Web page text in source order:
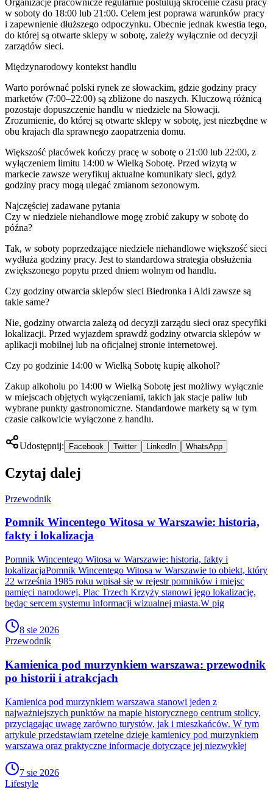
w soboty do 18:00 lub 21:00. Celem jest poprawa warunków pracy
i zapewnienie dłuższego odpoczynku. Obecnie jednak kwestia tego,
do której są otwarte sklepy w sobotę, zależy wyłącznie od decyzji
zarządów sieci.
Międzynarodowy kontekst handlu
Warto porównać polski rynek ze słowackim, gdzie godziny pracy
marketów (7:00–22:00) są zbliżone do naszych. Kluczową różnicą
pozostaje dopuszczenie handlu w niedziele na Słowacji.
Zrozumienie, do której są otwarte sklepy w sobotę, jest niezbędne w
obu krajach dla sprawnego zaopatrzenia domu.
Większość placówek kończy pracę w sobotę o 21:00 lub 22:00, z
wyłączeniem limitu 14:00 w Wielką Sobotę. Przed wizytą w
markecie zawsze weryfikuj aktualne komunikaty sieci, gdyż
godziny pracy mogą ulegać zmianom sezonowym.
Najczęściej zadawane pytania
Czy w niedziele niehandlowe mogę zrobić zakupy w sobotę do
późna?
Tak, w soboty poprzedzające niedziele niehandlowe większość sieci
wydłuża godziny pracy. Jest to standardowa strategia obsłużenia
zwiększonego popytu przed dniem wolnym od handlu.
Czy godziny otwarcia sklepów sieci Biedronka i Aldi zawsze są
takie same?
Nie, godziny otwarcia zależą od decyzji zarządu sieci oraz specyfiki
lokalizacji. Przed wyjazdem sprawdź godziny otwarcia sklepów w
aplikacji mobilnej lub na oficjalnej stronie internetowej.
Czy po godzinie 14:00 w Wielką Sobotę kupię alkohol?
Zakup alkoholu po 14:00 w Wielką Sobotę jest możliwy wyłącznie
w miejscach objętych wyłączeniami, takich jak stacje paliw lub
wybrane punkty gastronomiczne. Standardowe markety są w tym
czasie całkowicie wyłączone z handlu.
Udostępnij: Facebook Twitter LinkedIn WhatsApp
Czytaj dalej
Przewodnik
Pomnik Wincentego Witosa w Warszawie: historia,
fakty i lokalizacja
Pomnik Wincentego Witosa w Warszawie: historia, fakty i
lokalizacjaPomnik Wincentego Witosa w Warszawie to obiekt, który
22 września 1985 roku wpisał się w rejestr pomników i miejsc
pamięci narodowej. Plac Trzech Krzyży stanowi jego lokalizację,
będąc sercem systemu informacji wizualnej miasta.W pig
8 sie 2026
Przewodnik
Kamienica pod murzynkiem warszawa: przewodnik
po historii i atrakcjach
Kamienica pod murzynkiem warszawa stanowi jeden z
najważniejszych punktów na mapie historycznego centrum stolicy,
przyciągając uwagę zarówno turystów, jak i mieszkańców. W tym
artykule przedstawiam rzetelne dzieje kamienicy pod murzynkiem
warszawa oraz praktyczne informacje dotyczące jej niezwykłej
7 sie 2026
Lifestyle